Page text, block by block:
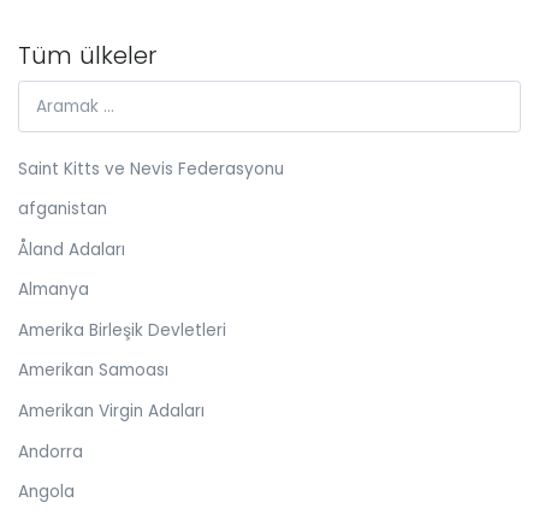
Tüm ülkeler
Saint Kitts ve Nevis Federasyonu
afganistan
Åland Adaları
Almanya
Amerika Birleşik Devletleri
Amerikan Samoası
Amerikan Virgin Adaları
Andorra
Angola